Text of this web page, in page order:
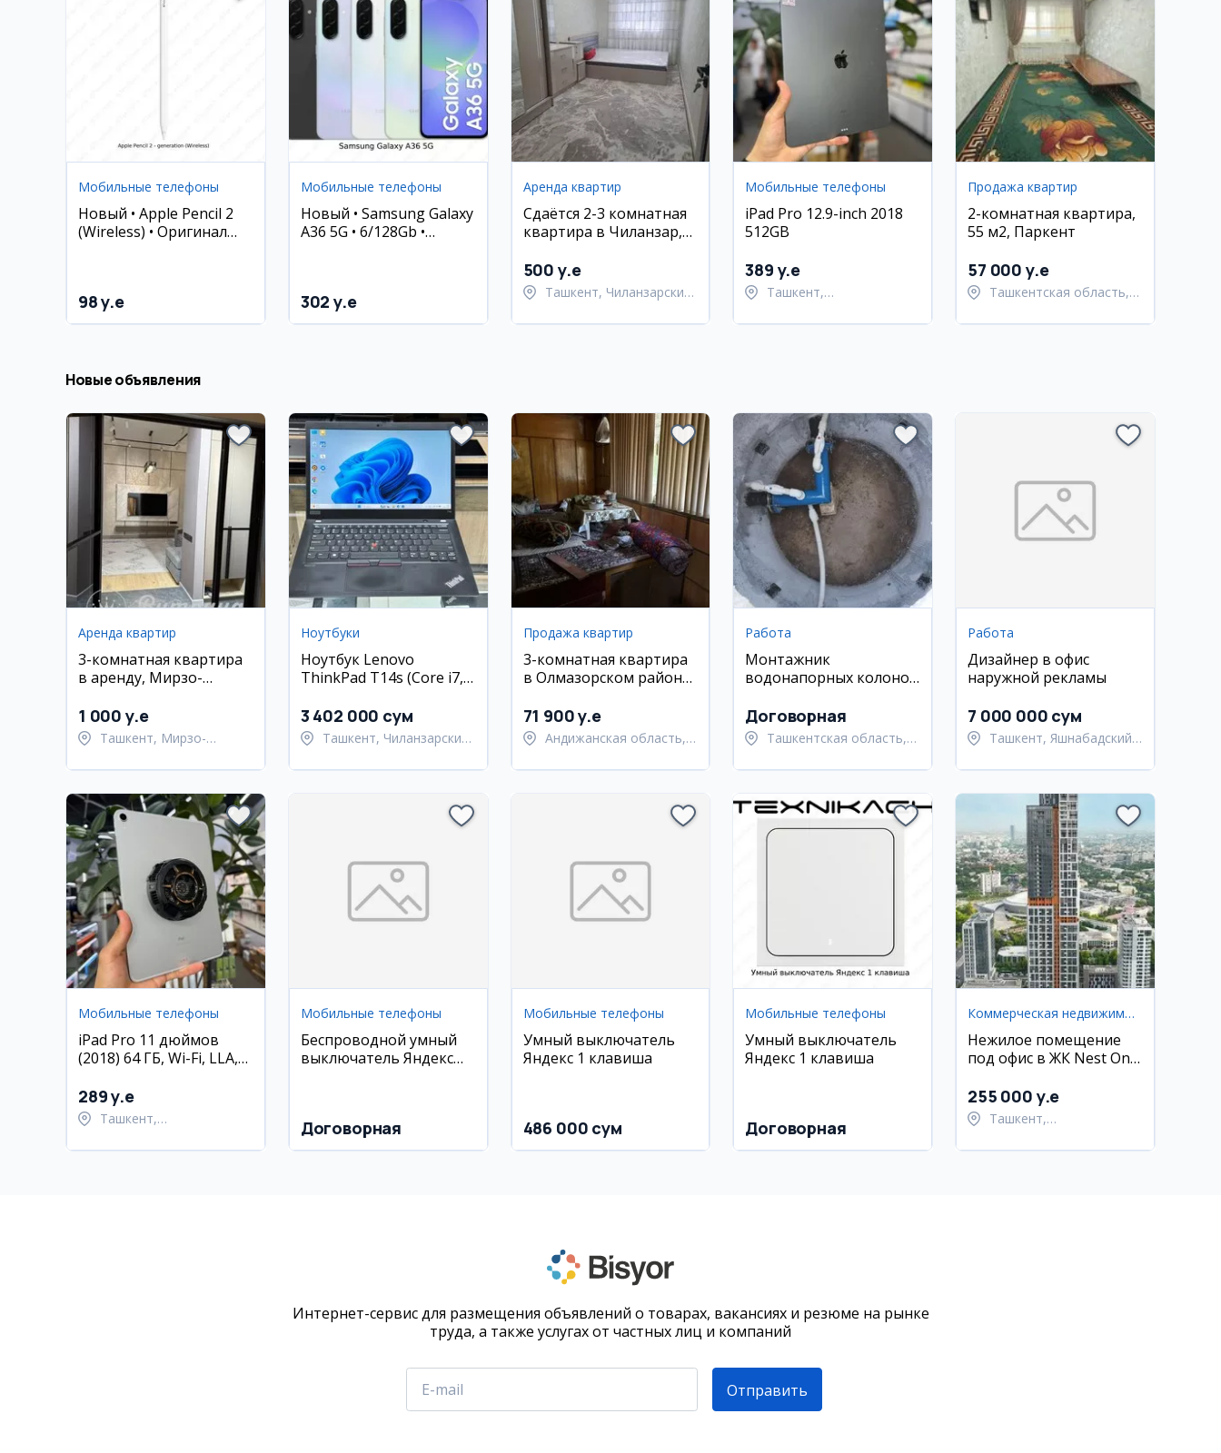
Мобильные телефоны
Новый • Apple Pencil 2
(Wireless) • Оригинал
98 y.e
Мобильные телефоны
Новый • Samsung Galaxy
A36 5G • 6/128Gb •
302 y.e
Аренда квартир
Сдаётся 2-3 комнатная
квартира в Чиланзар,
500 y.e
Ташкент, Чиланзарский
Мобильные телефоны
iPad Pro 12.9-inch 2018
512GB
389 y.e
Ташкент,
Продажа квартир
2-комнатная квартира,
55 м2, Паркент
57 000 y.e
Ташкентская область,
Новые объявления
Аренда квартир
3-комнатная квартира
в аренду, Мирзо-
Ташкент
1 000 y.e
Ташкент, Мирзо-
Ноутбуки
Ноутбук Lenovo
ThinkPad T14s (Core i7,
сенсорный экран)
3 402 000 сум
Ташкент, Чиланзарский
Продажа квартир
3-комнатная квартира
в Олмазорском районе,
71 900 y.e
Андижанская область,
Работа
Монтажник
водонапорных колонок
Договорная
Ташкентская область,
Работа
Дизайнер в офис
наружной рекламы
7 000 000 сум
Ташкент, Яшнабадский
Мобильные телефоны
iPad Pro 11 дюймов
(2018) 64 ГБ, Wi-Fi, LLA,
289 y.e
Ташкент,
Мобильные телефоны
Беспроводной умный
выключатель Яндекс
Договорная
Мобильные телефоны
Умный выключатель
Яндекс 1 клавиша
486 000 сум
Мобильные телефоны
Умный выключатель
Яндекс 1 клавиша
Договорная
Коммерческая недвижимость
Нежилое помещение
под офис в ЖК Nest One
56 кв.м
255 000 y.e
Ташкент,
Интернет-сервис для размещения объявлений о товарах, вакансиях и резюме на рынке
труда, а также услугах от частных лиц и компаний
Отправить